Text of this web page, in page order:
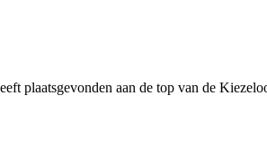
plaatsgevonden aan de top van de